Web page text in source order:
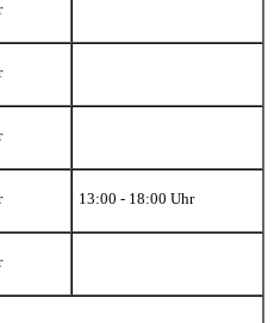
13:00 - 18:00 Uhr